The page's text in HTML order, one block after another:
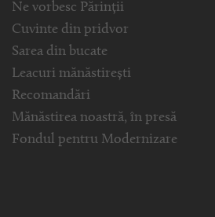
Ne vorbesc Părinții
Cuvinte din pridvor
Sarea din bucate
Leacuri mănăstirești
Recomandări
Mănăstirea noastră, în presă
Fondul pentru Modernizare